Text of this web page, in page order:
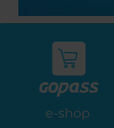
e-shop